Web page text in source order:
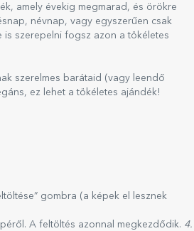
amely évekig megmarad, és örökre
névnap, vagy egyszerűen csak
is szerepelni fogsz azon a tökéletes
szerelmes barátaid (vagy leendő
ez lehet a tökéletes ajándék!
gombra (a képek el lesznek
A feltöltés azonnal megkezdődik. 4.